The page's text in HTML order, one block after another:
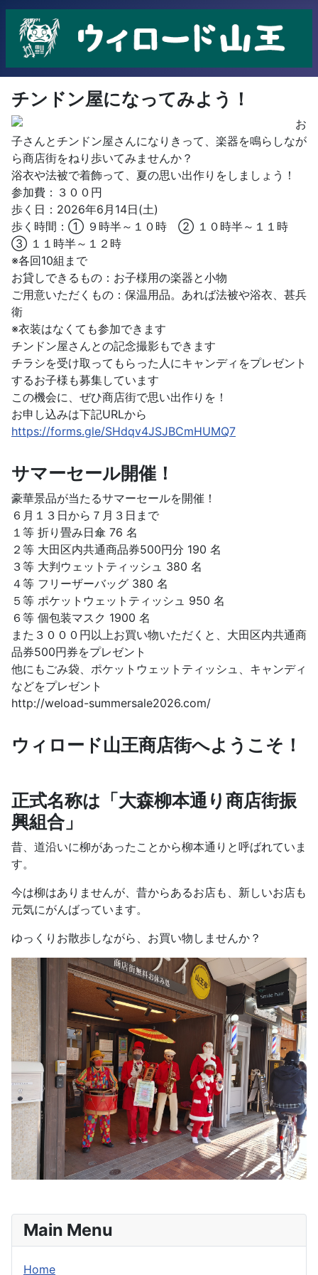
チンドン屋になってみよう！
お
子さんとチンドン屋さんになりきって、楽器を鳴らしなが
ら商店街をねり歩いてみませんか？
浴衣や法被で着飾って、夏の思い出作りをしましょう！
参加費：３００円
歩く日：2026年6月14日(土)
歩く時間：① ９時半～１０時 ② １０時半～１１時
③ １１時半～１２時
※各回10組まで
お貸しできるもの：お子様用の楽器と小物
ご用意いただくもの：保温用品。あれば法被や浴衣、甚兵
衛
※衣装はなくても参加できます
チンドン屋さんとの記念撮影もできます
チラシを受け取ってもらった人にキャンディをプレゼント
するお子様も募集しています
この機会に、ぜひ商店街で思い出作りを！
お申し込みは下記URLから
https://forms.gle/SHdqv4JSJBCmHUMQ7
サマーセール開催！
豪華景品が当たるサマーセールを開催！
６月１３日から７月３日まで
１等 折り畳み日傘 76 名
２等 大田区内共通商品券500円分 190 名
３等 大判ウェットティッシュ 380 名
４等 フリーザーバッグ 380 名
５等 ポケットウェットティッシュ 950 名
６等 個包装マスク 1900 名
また３０００円以上お買い物いただくと、大田区内共通商
品券500円券をプレゼント
他にもごみ袋、ポケットウェットティッシュ、キャンディ
などをプレゼント
http://weload-summersale2026.com/
ウィロード山王商店街へようこそ！
正式名称は「大森柳本通り商店街振
興組合」
昔、道沿いに柳があったことから柳本通りと呼ばれていま
す。
今は柳はありませんが、昔からあるお店も、新しいお店も
元気にがんばっています。
ゆっくりお散歩しながら、お買い物しませんか？
Main Menu
Home